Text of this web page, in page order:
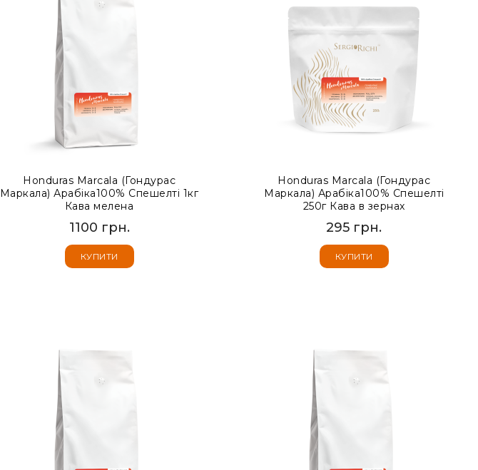
Honduras Marcala (Гондурас
Маркала) Арабіка100% Спешелті 1кг
Кава мелена
1100 грн.
КУПИТИ
Honduras Marcala (Гондурас
Маркала) Арабіка100% Спешелті
250г Кава в зернах
295 грн.
КУПИТИ